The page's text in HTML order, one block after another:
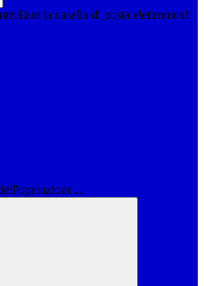
la casella di posta elettronica!